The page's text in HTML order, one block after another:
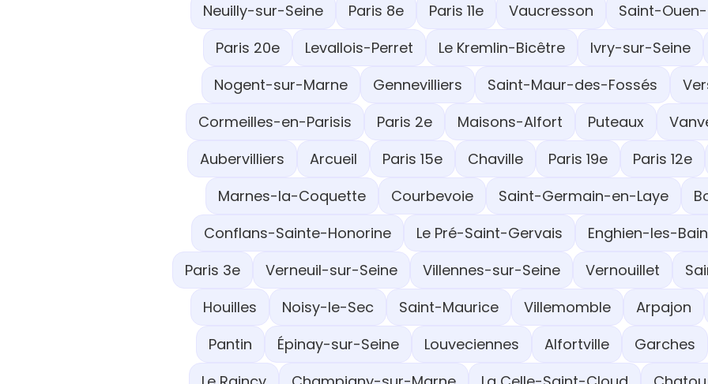
Neuilly-sur-Seine
Paris 8e Paris 11e Vaucresson
Saint-
Paris 20e
Levallois-Perret Le Kremlin-Bicêtre
Ivry-sur-Seine
Nogent-sur-Marne
Gennevilliers Saint-Maur-des-Fossés
Cormeilles-en-Parisis
Paris 2e Maisons-Alfort Puteaux
Aubervilliers
Arcueil Paris 15e Chaville Paris 19e
Paris 12e
Marnes-la-Coquette
Courbevoie Saint-Germain-en-Laye
Conflans-Sainte-Honorine
Le Pré-Saint-Gervais
Enghien-les-
Paris 3e
Verneuil-sur-Seine Villennes-sur-Seine Vernouillet
Houilles
Noisy-le-Sec Saint-Maurice Villemomble
Arpajon
Pantin
Épinay-sur-Seine Louveciennes Alfortville
Garches